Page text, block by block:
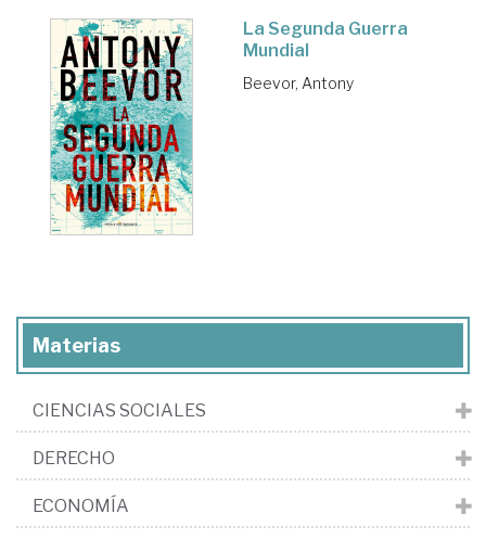
La Segunda Guerra
Mundial
Beevor, Antony
Materias
CIENCIAS SOCIALES
DERECHO
ECONOMÍA